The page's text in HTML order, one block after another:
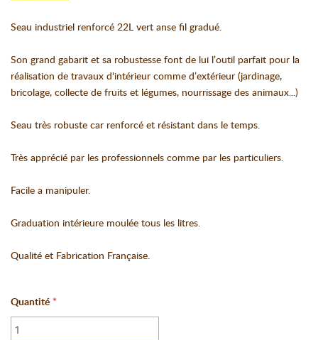
Seau industriel renforcé 22L vert anse fil gradué.
Son grand gabarit et sa robustesse font de lui l’outil parfait pour la
réalisation de travaux d'intérieur comme d’extérieur (jardinage,
bricolage, collecte de fruits et légumes, nourrissage des animaux...)
Seau très robuste car renforcé et résistant dans le temps.
Très apprécié par les professionnels comme par les particuliers.
Facile a manipuler.
Graduation intérieure moulée tous les litres.
Qualité et Fabrication Française.
Quantité